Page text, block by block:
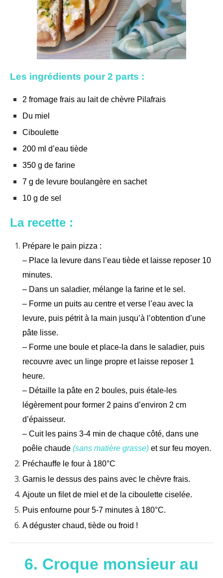
Les ingrédients pour 2 parts :
2 fromage frais au lait de chèvre Pilafrais
Du miel
Ciboulette
200 ml d’eau tiède
350 g de farine
7 g de levure boulangère en sachet
10 g de sel
La recette :
Prépare le pain pizza :
– Place la levure dans l’eau tiède et laisse reposer 10
minutes.
– Dans un saladier, mélange la farine et le sel.
– Forme un puits au centre et verse l’eau avec la
levure, puis pétrit à la main jusqu’à l’obtention d’une
pâte lisse.
– Forme une boule et place-la dans le saladier, puis
recouvre avec un linge propre et laisse reposer 1
heure.
– Détaille la pâte en 2 boules, puis étale-les
légèrement pour former 2 pains d’environ 2 cm
d’épaisseur.
– Cuit les pains 3-4 min de chaque côté, dans une
poêle chaude (sans matière grasse) et sur feu moyen.
Préchauffe le four à 180°C
Garnis le dessus des pains avec le chèvre frais.
Ajoute un filet de miel et de la ciboulette ciselée.
Puis enfourne pour 5-7 minutes à 180°C.
A déguster chaud, tiède ou froid !
6. Croque monsieur au